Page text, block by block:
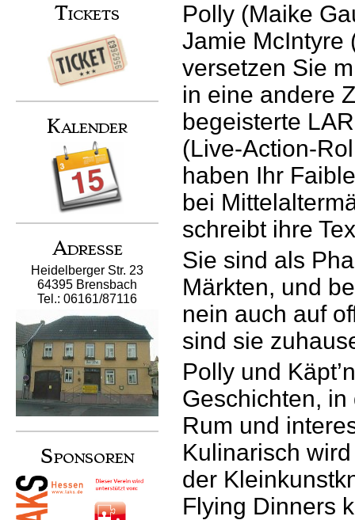
Polly (Maike
Jamie McIntyre
versetzen Sie
in eine andere
begeisterte
(Live-Action-
haben Ihr
bei
schreibt ihre
Sie sind als
Märkten, und
nein auch auf
sind sie
Polly und
Geschichten,
Rum und
Kulinarisch
der
Flying Dinners
Tickets
Kalender
Adresse
Heidelberger Str. 23
64395 Brensbach
Tel.: 06161/87116
Sponsoren